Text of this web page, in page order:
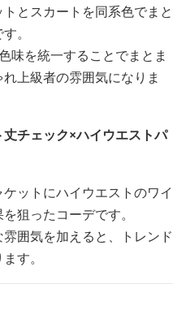
とスカートを同系色でまと
。
味を統一することでまとま
上級者の雰囲気になりま
チェック×ハイウエストパ
ットにハイウエストのワイ
狙ったコーデです。
囲気を加えると、トレンド
す。